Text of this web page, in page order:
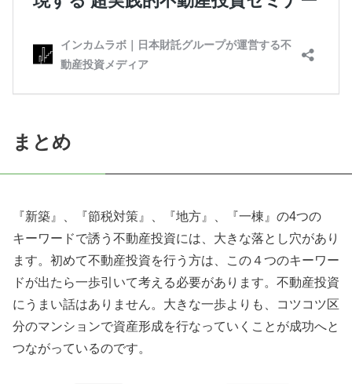
まとめ
『新築』、『節税対策』、『地方』、『一棟』の4つの
キーワードで誘う不動産投資には、大きな落とし穴があり
ます。初めて不動産投資を行う方は、この４つのキーワー
ドが出たら一歩引いて考える必要があります。不動産投資
にうまい話はありません。大きな一歩よりも、コツコツ区
分のマンションで資産形成を行なっていくことが成功へと
つながっているのです。